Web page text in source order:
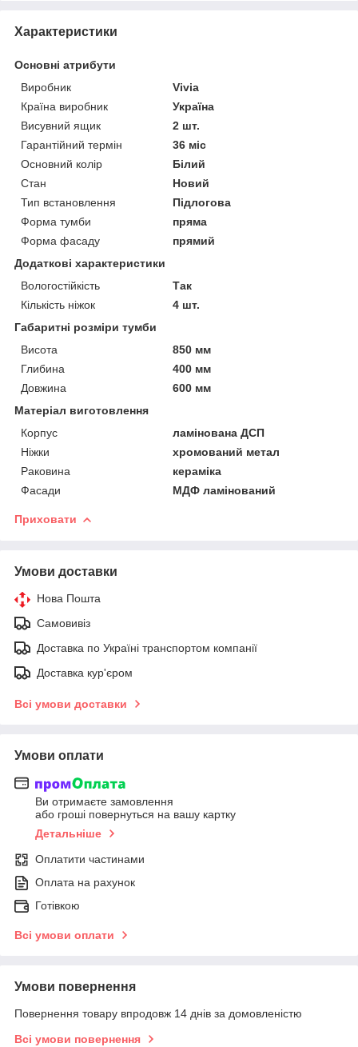
Характеристики
Основні атрибути
Виробник
Vivia
Країна виробник
Україна
Висувний ящик
2 шт.
Гарантійний термін
36 міс
Основний колір
Білий
Стан
Новий
Тип встановлення
Підлогова
Форма тумби
пряма
Форма фасаду
прямий
Додаткові характеристики
Вологостійкість
Так
Кількість ніжок
4 шт.
Габаритні розміри тумби
Висота
850 мм
Глибина
400 мм
Довжина
600 мм
Матеріал виготовлення
Корпус
ламінована ДСП
Ніжки
хромований метал
Раковина
кераміка
Фасади
МДФ ламінований
Приховати
Умови доставки
Нова Пошта
Самовивіз
Доставка по Україні транспортом компанії
Доставка кур'єром
Всі умови доставки
Умови оплати
Ви отримаєте замовлення
або гроші повернуться на вашу картку
Детальніше
Оплатити частинами
Оплата на рахунок
Готівкою
Всі умови оплати
Умови повернення
Повернення товару впродовж 14 днів за домовленістю
Всі умови повернення